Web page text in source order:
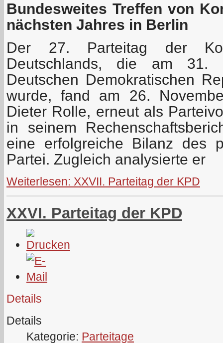
Bundesweites Treffen von
nächsten Jahres in Berlin
Der 27. Parteitag der
Deutschlands, die am
Deutschen Demokratischen
wurde, fand am 26.
Dieter Rolle, erneut als
in seinem
eine erfolgreiche Bilanz des
Partei. Zugleich analysierte er
Weiterlesen: XXVII. Parteitag der KPD
XXVI. Parteitag der KPD
Details
Details
Kategorie: Parteitage